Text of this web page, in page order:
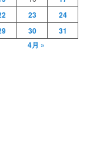
23
24
30
31
4月 »